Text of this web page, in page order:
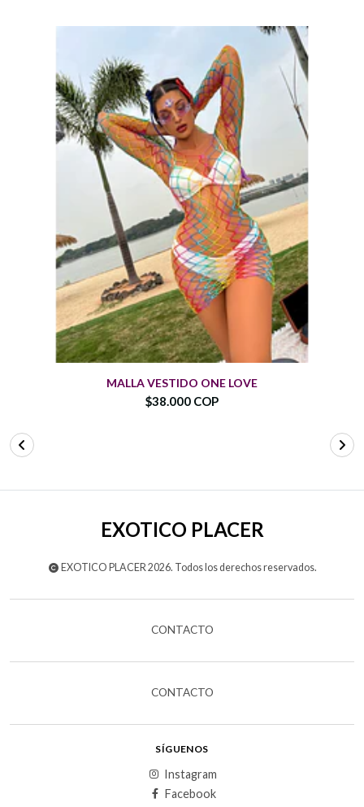
MALLA VESTIDO ONE LOVE
$38.000 COP
EXOTICO PLACER
EXOTICO PLACER 2026. Todos los derechos reservados.
CONTACTO
CONTACTO
SÍGUENOS
Instagram
Facebook